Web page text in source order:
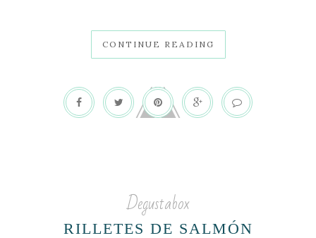
CONTINUE READING
Degustabox
RILLETES DE SALMÓN